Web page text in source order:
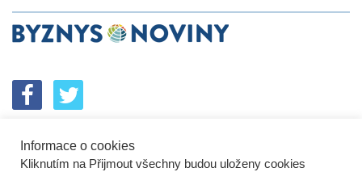
SPOLUPRÁCE PODPORA
ENERGETICKÝ SROVNÁVAČ
KORPORÁTNÍ BROUCI
Informace o cookies
Kliknutím na Přijmout všechny budou uloženy cookies